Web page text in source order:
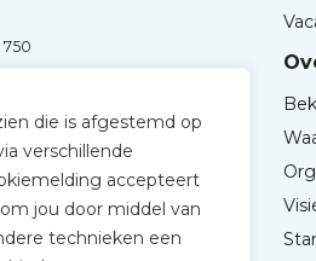
die is afgestemd op
verschillende
accepteert
jou door middel van
technieken een
750